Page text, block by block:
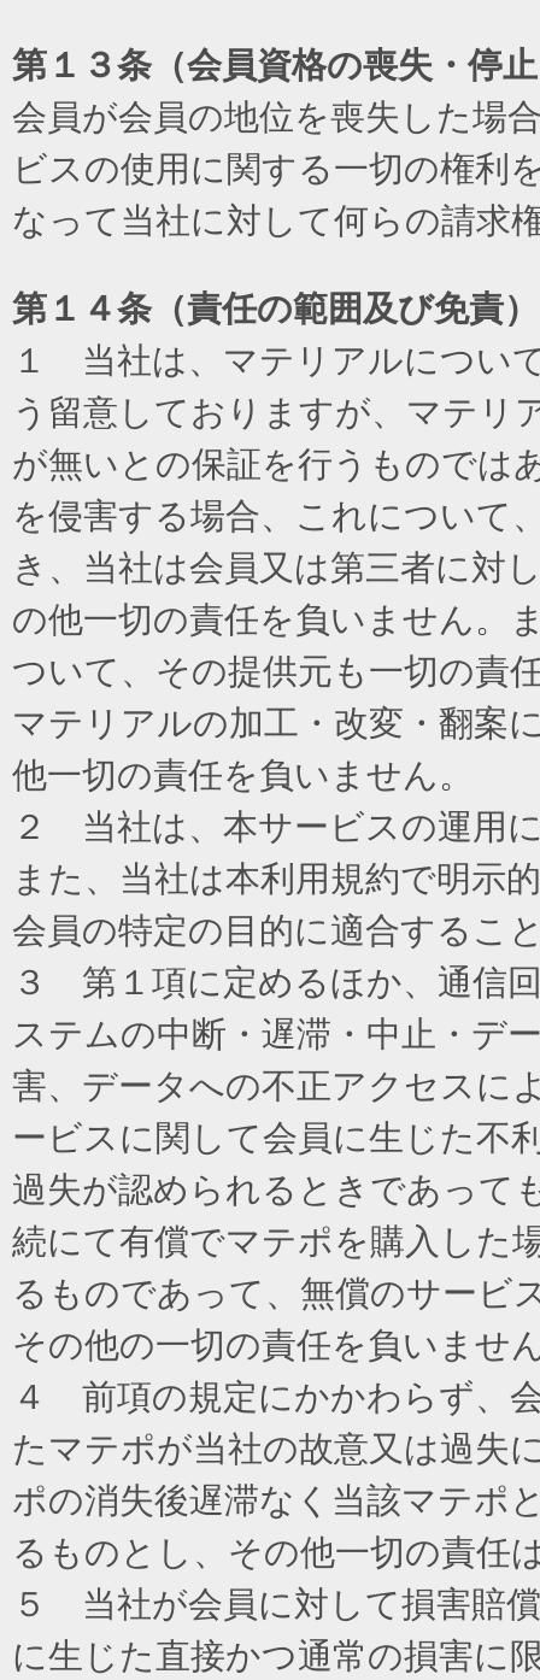
第１３条（会員資格の喪失・停
会員が会員の地位を喪失した場
ビスの使用に関する一切の権利
なって当社に対して何らの請求
第１４条（責任の範囲及び免責）
１ 当社は、マテリアルについ
う留意しておりますが、マテリ
が無いとの保証を行うものでは
を侵害する場合、これについて
き、当社は会員又は第三者に対
の他一切の責任を負いません。
ついて、その提供元も一切の責
マテリアルの加工・改変・翻案
他一切の責任を負いません。
２ 当社は、本サービスの運用
また、当社は本利用規約で明示
会員の特定の目的に適合するこ
３ 第１項に定めるほか、通信
ステムの中断・遅滞・中止・デ
害、データへの不正アクセスに
ービスに関して会員に生じた不
過失が認められるときであって
続にて有償でマテポを購入した
るものであって、無償のサービ
その他の一切の責任を負いませ
４ 前項の規定にかかわらず、
たマテポが当社の故意又は過失
ポの消失後遅滞なく当該マテポ
るものとし、その他一切の責任
５ 当社が会員に対して損害賠
に生じた直接かつ通常の損害に